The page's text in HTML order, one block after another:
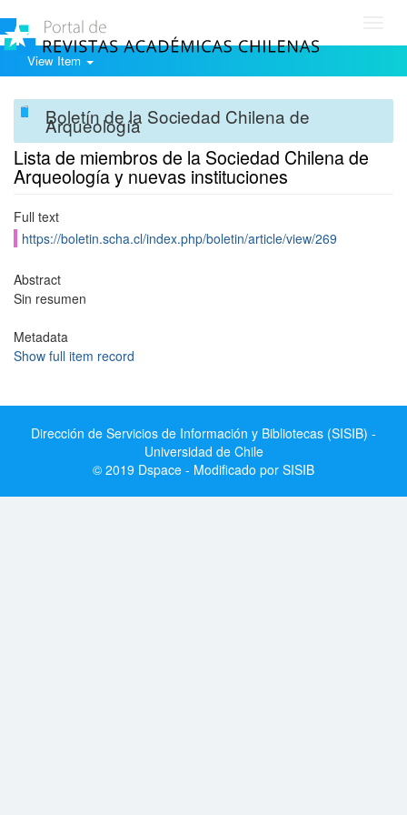
View Item
Boletín de la Sociedad Chilena de
Arqueología
Lista de miembros de la Sociedad Chilena de
Arqueología y nuevas instituciones
Full text
https://boletin.scha.cl/index.php/boletin/article/view/269
Abstract
Sin resumen
Metadata
Show full item record
Dirección de Servicios de Información y Bibliotecas (SISIB) -
Universidad de Chile
© 2019 Dspace - Modificado por SISIB